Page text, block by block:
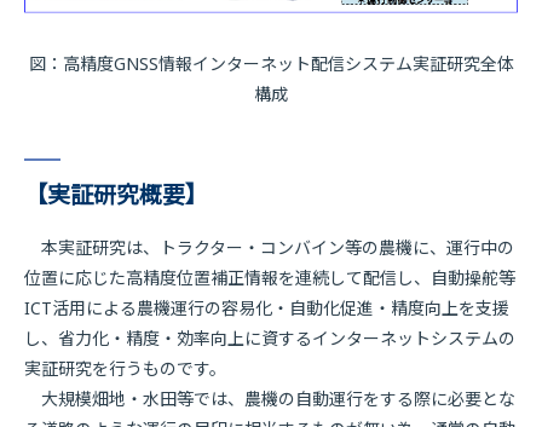
図：高精度GNSS情報インターネット配信システム実証研究全体
構成
【実証研究概要】
本実証研究は、トラクター・コンバイン等の農機に、運行中の
位置に応じた高精度位置補正情報を連続して配信し、自動操舵等
ICT活用による農機運行の容易化・自動化促進・精度向上を支援
し、省力化・精度・効率向上に資するインターネットシステムの
実証研究を行うものです。
大規模畑地・水田等では、農機の自動運行をする際に必要とな